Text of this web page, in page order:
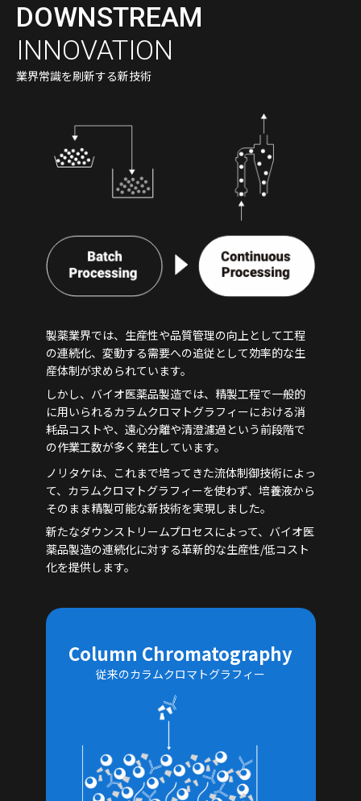
DOWNSTREAM
INNOVATION
業界常識を刷新する新技術
製薬業界では、生産性や品質管理の向上として工程
の連続化、変動する需要への追従として効率的な生
産体制が求められています。
しかし、バイオ医薬品製造では、精製工程で一般的
に用いられるカラムクロマトグラフィーにおける消
耗品コストや、遠心分離や清澄濾過という前段階で
の作業工数が多く発生しています。
ノリタケは、これまで培ってきた流体制御技術によっ
て、カラムクロマトグラフィーを使わず、培養液から
そのまま精製可能な新技術を実現しました。
新たなダウンストリームプロセスによって、バイオ医
薬品製造の連続化に対する革新的な生産性/低コスト
化を提供します。
Column Chromatography
従来のカラムクロマトグラフィー